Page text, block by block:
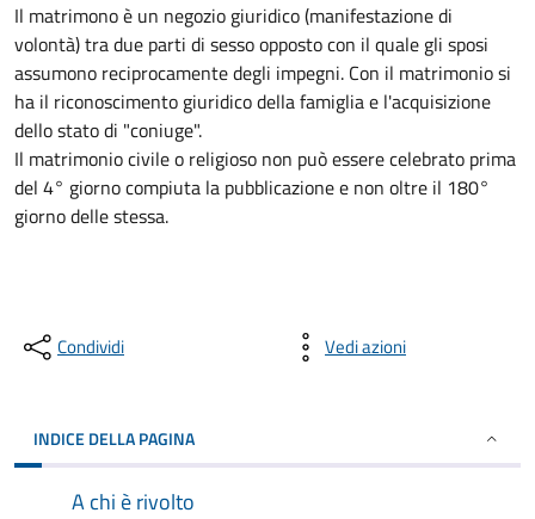
Il matrimono è un negozio giuridico (manifestazione di
volontà) tra due parti di sesso opposto con il quale gli sposi
assumono reciprocamente degli impegni. Con il matrimonio si
ha il riconoscimento giuridico della famiglia e l'acquisizione
dello stato di "coniuge".
Il matrimonio civile o religioso non può essere celebrato prima
del 4° giorno compiuta la pubblicazione e non oltre il 180°
giorno delle stessa.
Condividi Vedi azioni
INDICE DELLA PAGINA
A chi è rivolto